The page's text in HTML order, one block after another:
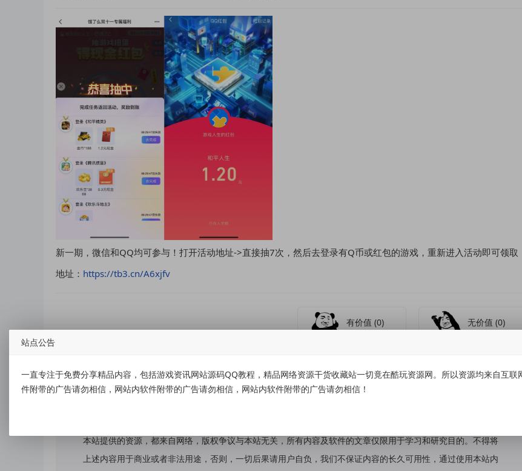
新一期，微信和QQ均可参与！打开活动地址->直接抽7次，然后去登录有Q币或红包的游戏，重新进入活动即可领取
地址： https://tb3.cn/A6xjfv
有价值(0) 无价值(0)
本站提供的资源，都来自网络，版权争议与本站无关，所有内容及软件的文章仅限用于学习和研究目的。不得将
上述内容用于商业或者非法用途，否则，一切后果请用户自负，我们不保证内容的长久可用性，通过使用本站内
站点公告
一直专注于免费分享精品内容，包括游戏资讯网站源码QQ教程，精品网络资源干货收藏站一切竟在酷玩资源网。所以资源均来自互
件附带的广告请勿相信，网站内软件附带的广告请勿相信，网站内软件附带的广告请勿相信！